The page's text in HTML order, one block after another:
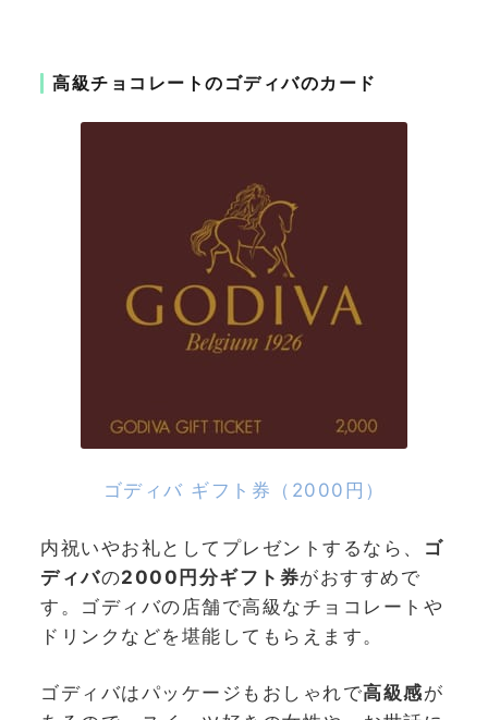
高級チョコレートのゴディバのカード
ゴディバ ギフト券（2000円）
内祝いやお礼としてプレゼントするなら、
ゴ
ディバの2000円分ギフト券がおすすめで
す。ゴディバの店舗で高級なチョコレートや
ドリンクなどを堪能してもらえます。
ゴディバはパッケージもおしゃれで高級感が